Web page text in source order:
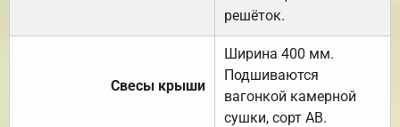
решёток.
Свесы крыши
Ширина 400 мм.
Подшиваются
вагонкой камерной
сушки, сорт АВ.